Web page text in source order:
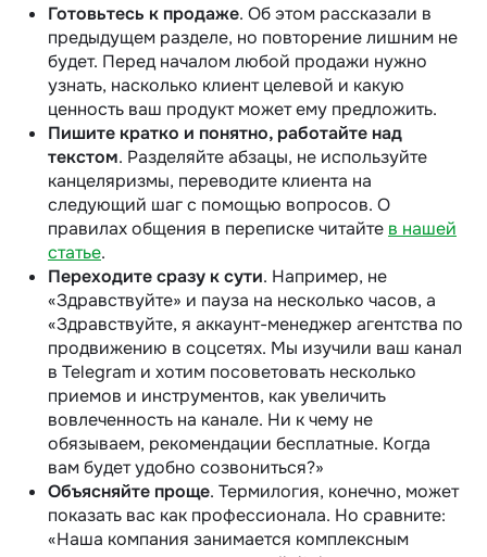
Готовьтесь к продаже. Об этом рассказали в
предыдущем разделе, но повторение лишним не
будет. Перед началом любой продажи нужно
узнать, насколько клиент целевой и какую
ценность ваш продукт может ему предложить.
Пишите кратко и понятно, работайте над
текстом. Разделяйте абзацы, не используйте
канцеляризмы, переводите клиента на
следующий шаг с помощью вопросов. О
правилах общения в переписке читайте в нашей
статье.
Переходите сразу к сути. Например, не
«‎Здравствуйте» и пауза на несколько часов, а
«‎Здравствуйте, я аккаунт-менеджер агентства по
продвижению в соцсетях. Мы изучили ваш канал
в Telegram и хотим посоветовать несколько
приемов и инструментов, как увеличить
вовлеченность на канале. Ни к чему не
обязываем, рекомендации бесплатные. Когда
вам будет удобно созвониться?‎»
Объясняйте проще. Термилогия, конечно, может
показать вас как профессионала. Но сравните:
«Наша компания занимается комплексным